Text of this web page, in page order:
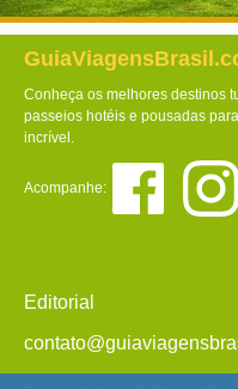
Conheça os melhores destinos
passeios hotéis e pousadas
incrível.
Acompanhe:
Editorial